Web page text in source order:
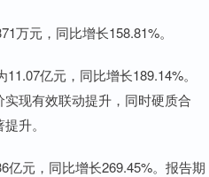
万元，同比增长158.81%。
亿元，同比增长189.14%。
现有效联动提升，同时硬质合
升。
亿元，同比增长269.45%。报告期